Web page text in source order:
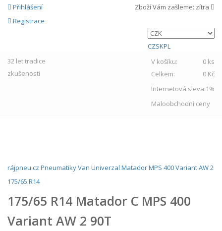
Přihlášení
Registrace
Zboží Vám zašleme: zítra
CZSKPL
32 lettradice
zkušenosti
V košíku:
0 ks
Celkem:
0 Kč
Internetová sleva:1%
Maloobchodní ceny
rájpneu.cz PneumatikyVan Univerzal MatadorMPS 400 Variant AW 2
175/65 R14
175/65 R14 Matador C MPS 400
Variant AW 2 90T